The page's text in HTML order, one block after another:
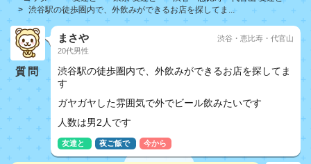
渋谷駅の徒歩圏内で、外飲みができるお店を探してま...
質問
まさや
20代男性
渋谷・恵比寿・代官山
渋谷駅の徒歩圏内で、外飲みができるお店を探してま
す
ガヤガヤした雰囲気で外でビール飲みたいです
人数は男2人です
友達と 夜ご飯で 今から